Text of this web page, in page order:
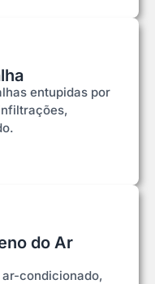
entupidas por
do Ar
ar-condicionado,